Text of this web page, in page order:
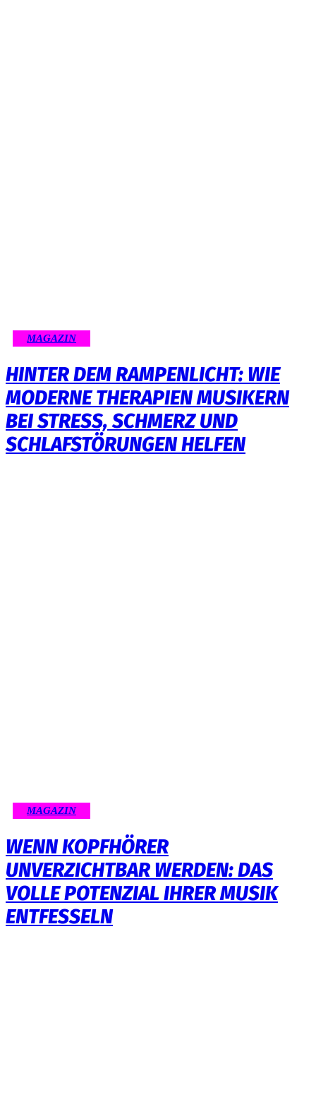
MAGAZIN
HINTER DEM RAMPENLICHT: WIE
MODERNE THERAPIEN MUSIKERN
BEI STRESS, SCHMERZ UND
SCHLAFSTÖRUNGEN HELFEN
MAGAZIN
WENN KOPFHÖRER
UNVERZICHTBAR WERDEN: DAS
VOLLE POTENZIAL IHRER MUSIK
ENTFESSELN